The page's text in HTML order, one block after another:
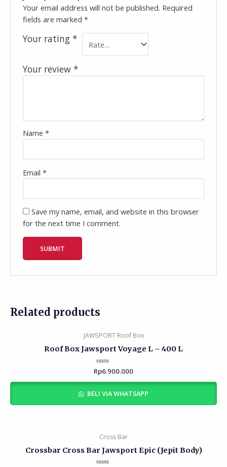
Your email address will not be published. Required
fields are marked*
Your rating*
Your review*
Name*
Email*
Save my name, email, and website in this browser
for the next time I comment.
Related products
JAWSPORT Roof Box
Roof Box Jawsport Voyage L – 400 L
Rated
0
out
5
Rp6.900.000
BELI VIA WHATSAPP
Cross Bar
Crossbar Cross Bar Jawsport Epic (Jepit Body)